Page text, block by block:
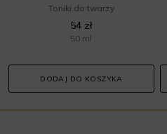
Toniki do twarzy
54 zł
50 ml
DODAJ DO KOSZYKA